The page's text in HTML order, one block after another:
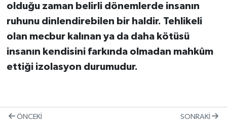
olduğu zaman belirli dönemlerde insanın
ruhunu dinlendirebilen bir haldir. Tehlikeli
olan mecbur kalınan ya da daha kötüsü
insanın kendisini farkında olmadan mahkûm
ettiği izolasyon durumudur.
ÖNCEKI SONRAKI